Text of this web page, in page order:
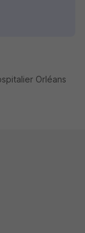
Orléans